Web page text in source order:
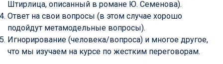
Штирлица, описанный в романе Ю. Семенова).
Ответ на свои вопросы (в этом случае хорошо
подойдут метамодельные вопросы).
Игнорирование (человека/вопроса) и многое другое,
что мы изучаем на курсе по жестким переговорам.